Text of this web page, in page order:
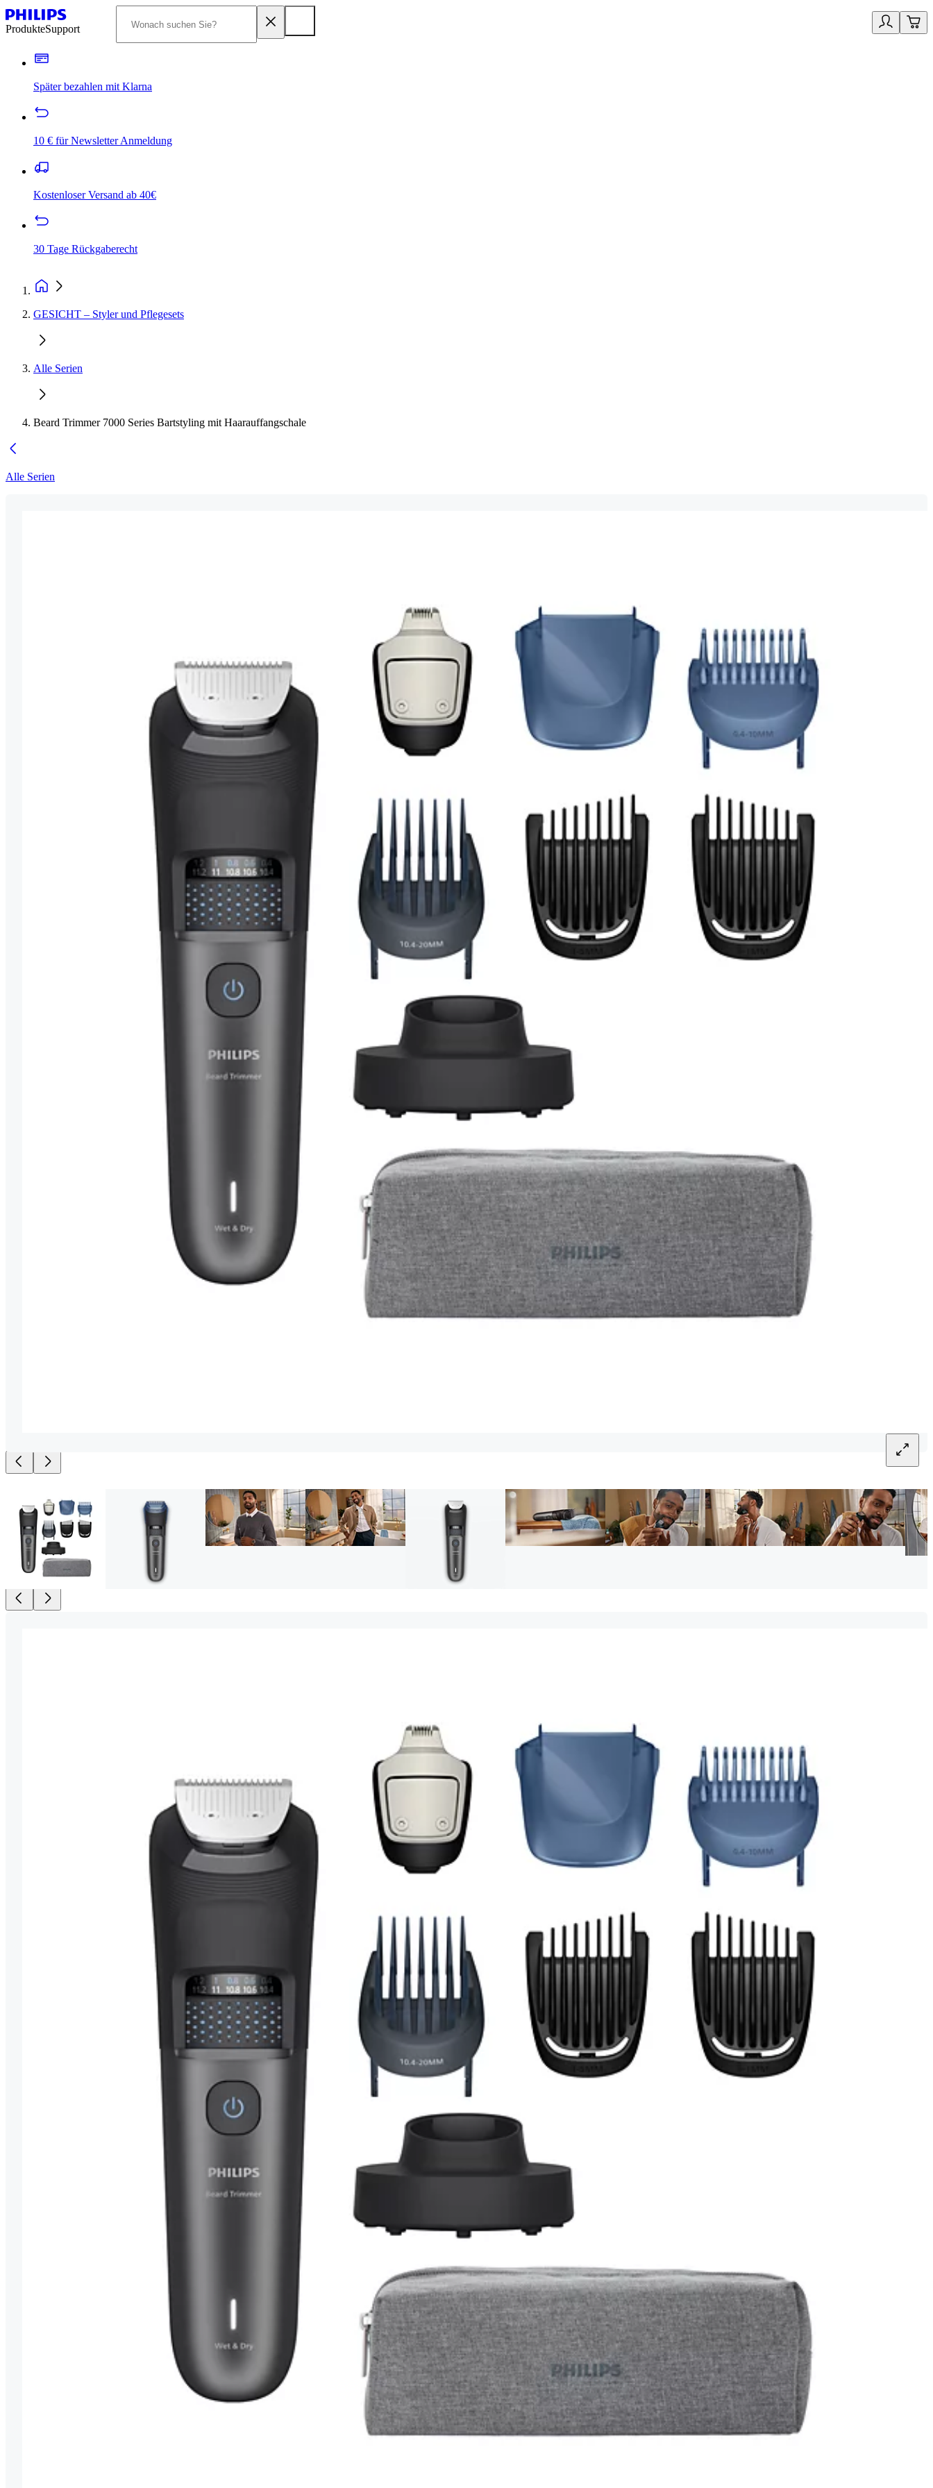
ProdukteSupport
Später bezahlen mit Klarna
10 € für Newsletter Anmeldung
Kostenloser Versand ab 40€
30 Tage Rückgaberecht
GESICHT – Styler und Pflegesets
Alle Serien
Beard Trimmer 7000 Series Bartstyling mit Haarauffangschale
Alle Serien